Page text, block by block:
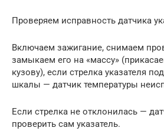
Проверяем исправность датчика
Включаем зажигание, снимаем
замыкаем его на «массу»
кузову), если стрелка указателя
шкалы — датчик температуры
Если стрелка не отклонилась —
проверить сам указатель.